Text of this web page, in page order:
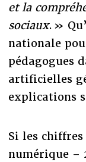
et la
sociaux. »
nationale
pédagogues
artificielles
explications
Si les
numérique –